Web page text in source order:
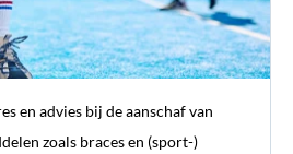
en advies bij de aanschaf van
zoals braces en (sport-)